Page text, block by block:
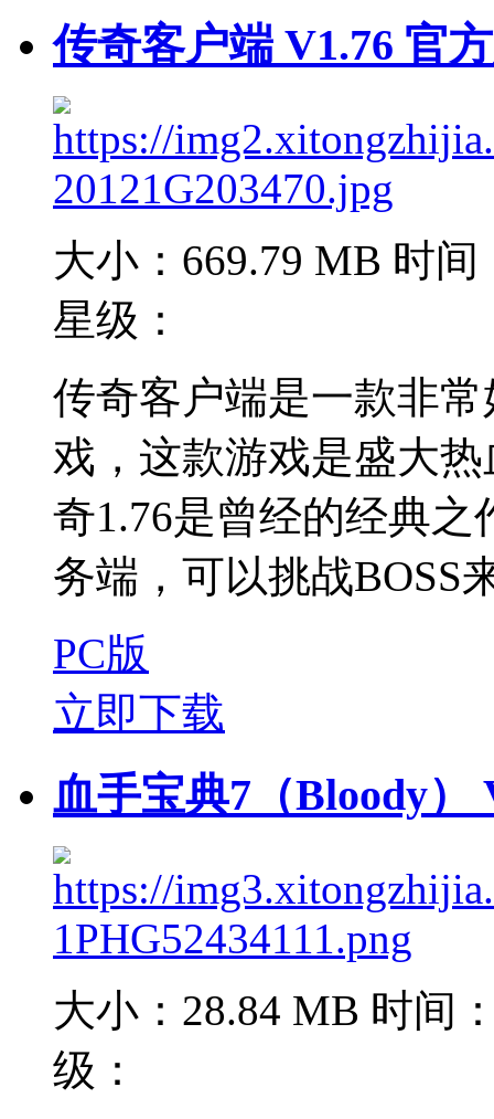
传奇客户端 V1.76 官
大小：669.79 MB 时间
星级：
传奇客户端是一款非
戏，这款游戏是盛大
奇1.76是曾经的经典
务端，可以挑战BOSS
PC版
立即下载
血手宝典7（Bloody）
大小：28.84 MB 时间
级：